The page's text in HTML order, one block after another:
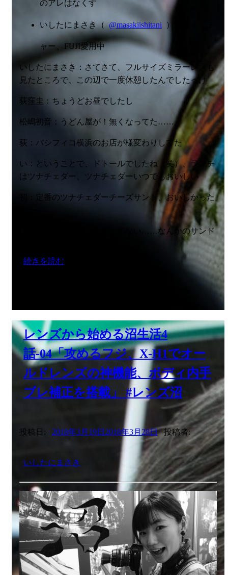
のアレはなくす
いしたにまさき（ @masakiishitani ）沼ウォッチ
ャー、FUJI愛用中
いしたにまさき：さてさて、フルサイズミラーレスも
見たところで、この辺で一度休憩したんでしたっけ
荻窪圭：ちょうどお昼でしたし
松嶋初音： うどん屋が！ 無くなってた……
荻：パシフィコ横浜のお店が様変わりしてた
い： ということで、ドトールでしたね（笑）、ランチ
はツナチェダー、ツナチェダーいつでもおいしい
初：定番のツナチェダーチーズサンド、おいしかった
荻：自分が何食べたか覚えてない……なんかのサンド
続きを読む
レンズから始める沼生活4
話-04「攻めるフジ、X-H1でオー
ルドレンズの神機能、ボディ内手
ブレ補正を搭載」 #レンズ沼
投稿日: 2018年3月19日 2018年3月28日 投稿者:
いしたにまさき